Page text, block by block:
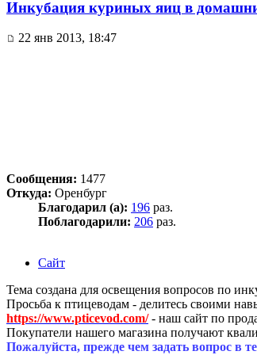
Инкубация куриных яиц в
22 янв 2013, 18:47
Сообщения: 1477
Откуда: Оренбург
Благодарил (а): 196 раз.
Поблагодарили: 206 раз.
Сайт
Тема создана для освещения вопросов по
Просьба к птицеводам - делитесь своими
https://www.pticevod.com/- наш сайт по
Покупатели нашего магазина получают
Пожалуйста, прежде чем задать вопрос в